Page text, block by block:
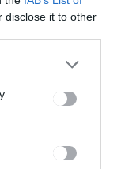
disclose it to other